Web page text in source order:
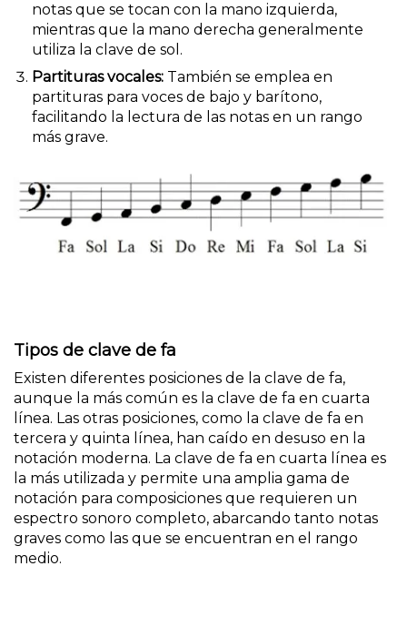
notas que se tocan con la mano izquierda,
mientras que la mano derecha generalmente
utiliza la clave de sol.
Partituras vocales: También se emplea en
partituras para voces de bajo y barítono,
facilitando la lectura de las notas en un rango
más grave.
Tipos de clave de fa
Existen diferentes posiciones de la clave de fa,
aunque la más común es la clave de fa en cuarta
línea. Las otras posiciones, como la clave de fa en
tercera y quinta línea, han caído en desuso en la
notación moderna. La clave de fa en cuarta línea es
la más utilizada y permite una amplia gama de
notación para composiciones que requieren un
espectro sonoro completo, abarcando tanto notas
graves como las que se encuentran en el rango
medio.